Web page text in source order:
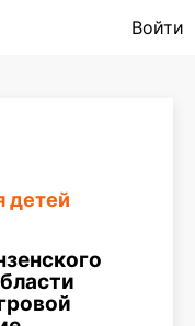
Войти
детей